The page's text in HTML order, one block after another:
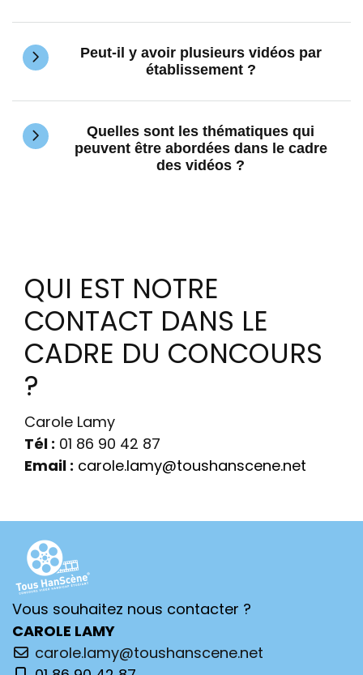
Peut-il y avoir plusieurs vidéos par
établissement ?
Quelles sont les thématiques qui
peuvent être abordées dans le cadre
des vidéos ?
QUI EST NOTRE
CONTACT DANS LE
CADRE DU CONCOURS
?
Carole Lamy
Tél : 01 86 90 42 87
Email : carole.lamy@toushanscene.net
Vous souhaitez nous contacter ?
CAROLE LAMY
carole.lamy@toushanscene.net